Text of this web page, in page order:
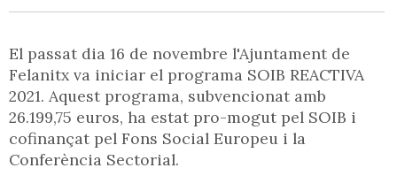
El passat dia 16 de novembre l'Ajuntament de
Felanitx va iniciar el programa SOIB REACTIVA
2021. Aquest programa, subvencionat amb
26.199,75 euros, ha estat pro-mogut pel SOIB i
cofinançat pel Fons Social Europeu i la
Conferència Sectorial.